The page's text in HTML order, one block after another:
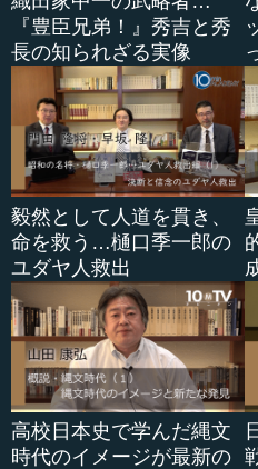
『豊臣兄弟！』秀吉と秀
長の知られざる実像
毅然として人道を貫き、
命を救う…樋口季一郎の
ユダヤ人救出
高校日本史で学んだ縄文
時代のイメージが最新の